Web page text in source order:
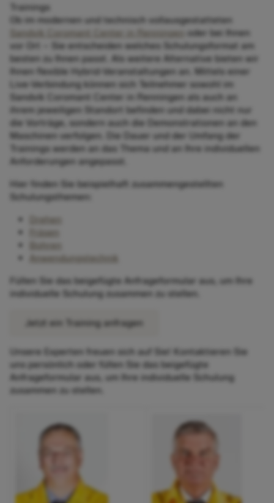
Trainings
Ob im modernen und technisch vollausgestatteten
Sandvik Coromant Center in Renningen
oder bei Ihnen
vor Ort – Sie entscheiden welches Schulungsformat am
besten zu Ihnen passt. Als weitere Alternative bieten wir
Ihnen flexible Hybrid-Veranstaltungen an. Mittels einer
Live-Verbindung können sich Teilnehmer sowohl im
Sandvik Coromant Center in Renningen als auch an
ihrem jeweiligen Standort befinden und dabei nicht nur
die Vorträge, sondern auch die Demonstrationen an den
Maschinen verfolgen. Die Dauer und der Umfang der
Trainings werden an das Thema und an Ihre individuellen
Anforderungen angepasst.
Hier finden Sie beispielhaft zusammengestellten
Schulungsthemen:
Drehen
Fräsen
Bohren
Anwendungstechnik
Füllen Sie das beigefügte Anfrageformular aus, um Ihre
individuelle Schulung zusammen zu stellen.
Jetzt ein Training anfragen
Unsere Experten freuen sich auf Sie! Kontaktieren Sie
uns persönlich oder füllen Sie das beigefügte
Anfrageformular aus, um Ihre individuelle Schulung
zusammen zu stellen.